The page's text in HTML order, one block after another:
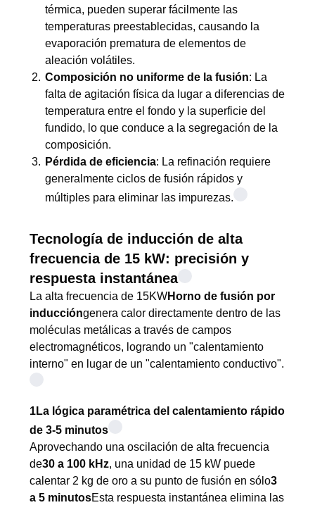
térmica, pueden superar fácilmente las
temperaturas preestablecidas, causando la
evaporación prematura de elementos de
aleación volátiles.
Composición no uniforme de la fusión: La
falta de agitación física da lugar a diferencias de
temperatura entre el fondo y la superficie del
fundido, lo que conduce a la segregación de la
composición.
Pérdida de eficiencia: La refinación requiere
generalmente ciclos de fusión rápidos y
múltiples para eliminar las impurezas.
Tecnología de inducción de alta
frecuencia de 15 kW: precisión y
respuesta instantánea
La alta frecuencia de 15KWHorno de fusión por
induccióngenera calor directamente dentro de las
moléculas metálicas a través de campos
electromagnéticos, logrando un "calentamiento
interno" en lugar de un "calentamiento conductivo".
1La lógica paramétrica del calentamiento rápido
de 3-5 minutos
Aprovechando una oscilación de alta frecuencia
de30 a 100 kHz, una unidad de 15 kW puede
calentar 2 kg de oro a su punto de fusión en sólo3
a 5 minutosEsta respuesta instantánea elimina las